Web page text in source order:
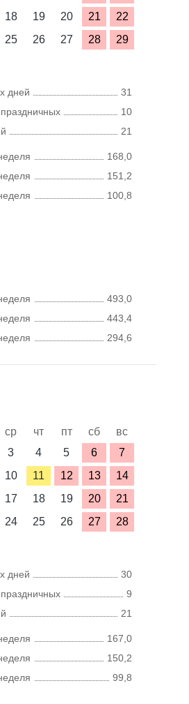
18 19 20 21
22
25 26 27 28
29
дней
31
10
21
168,0
151,2
100,8
493,0
443,4
294,6
ср чт пт сб
вс
3 4 5 6
7
10 11 12 13
14
17 18 19 20
21
24 25 26 27
28
дней
30
9
21
167,0
150,2
99,8